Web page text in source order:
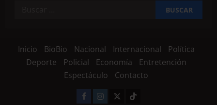
Inicio BioBio Nacional Internacional
Política
Deporte
Policial Economía
Entretención
Espectáculo
Contacto